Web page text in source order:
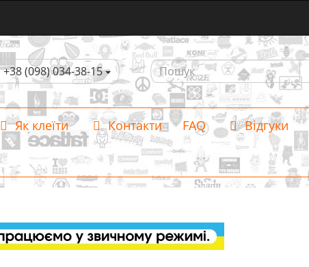
+38 (098) 034-38-15
Як клеїти Контакти FAQ Відгуки